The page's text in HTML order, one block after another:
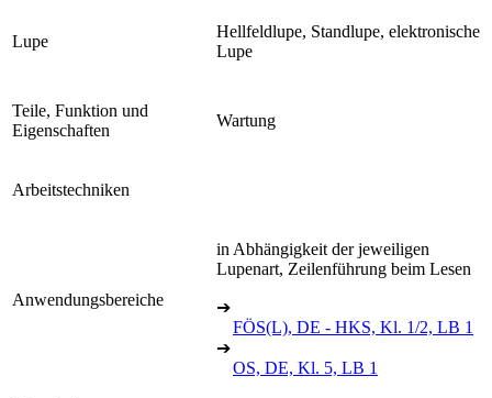
Lupe
Hellfeldlupe, Standlupe, elektronische
Lupe
Teile, Funktion und
Eigenschaften
Wartung
Arbeitstechniken
Anwendungsbereiche
in Abhängigkeit der jeweiligen
Lupenart, Zeilenführung beim Lesen
➔
FÖS(L), DE - HKS, Kl. 1/2, LB 1
➔
OS, DE, Kl. 5, LB 1